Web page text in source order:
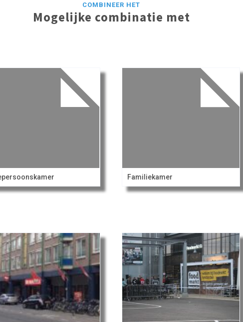
COMBINEER HET
Mogelijke combinatie met
Familiekamer